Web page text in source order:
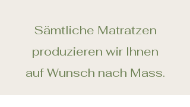
Sämtliche Matratzen
produzieren wir Ihnen
auf Wunsch nach Mass.